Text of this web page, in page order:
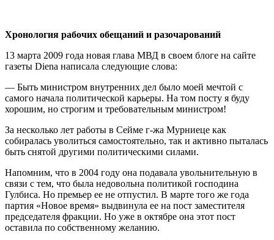
Хронология рабочих обещаний и разочарований
13 марта 2009 года новая глава МВД в своем блоге на сайте
газеты Diena написала следующие слова:
— Быть министром внутренних дел было моей мечтой с
самого начала политической карьеры. На том посту я буду
хорошим, но строгим и требовательным министром!
За несколько лет работы в Сейме г-жа Мурниеце как
собиралась уволиться самостоятельно, так и активно пыталась
быть снятой другими политическими силами.
Напомним, что в 2004 году она подавала увольнительную в
связи с тем, что была недовольна политикой господина
Гулбиса. Но премьер ее не отпустил. В марте того же года
партия «Новое время» выдвинула ее на пост заместителя
председателя фракции. Но уже в октябре она этот пост
оставила по собственному желанию.